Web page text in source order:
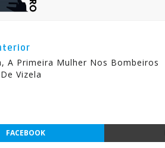
A Primeira Mulher Nos Bombeiros
Vizela
FACEBOOK